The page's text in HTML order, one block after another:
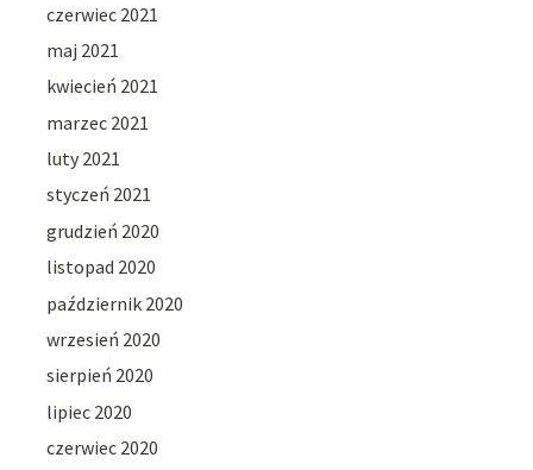
czerwiec 2021
maj 2021
kwiecień 2021
marzec 2021
luty 2021
styczeń 2021
grudzień 2020
listopad 2020
październik 2020
wrzesień 2020
sierpień 2020
lipiec 2020
czerwiec 2020